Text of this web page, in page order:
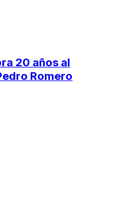
20 años al
Romero